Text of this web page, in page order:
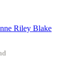
Riley Blake